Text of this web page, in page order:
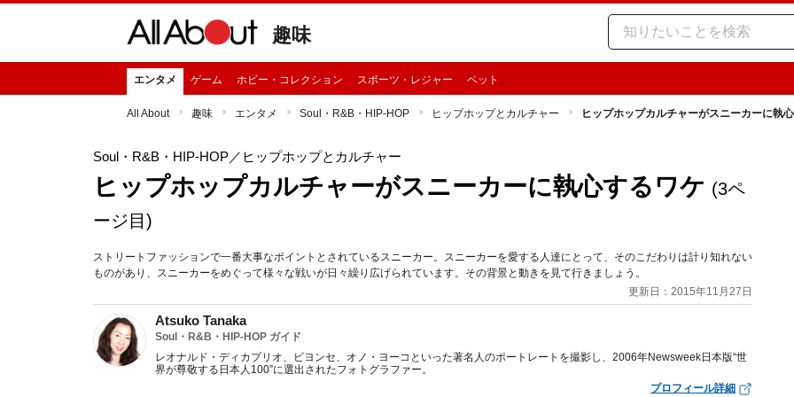
趣味
エンタメ ゲーム ホビー・コレクション スポーツ・レジャー ペット
All About 趣味 エンタメ Soul・R&B・HIP-HOP ヒップホップとカルチャー ヒップホップカルチャーがスニーカーに執
Soul・R&B・HIP-HOP／ヒップホップとカルチャー
ヒップホップカルチャーがスニーカーに執心するワケ (3ペ
ージ目)
ストリートファッションで一番大事なポイントとされているスニーカー。スニーカーを愛する人達にとって、そのこだわりは計り知れない
ものがあり、スニーカーをめぐって様々な戦いが日々繰り広げられています。その背景と動きを見て行きましょう。
更新日：2015年11月27日
Atsuko Tanaka
Soul・R&B・HIP-HOP ガイド
レオナルド・ディカプリオ、ビヨンセ、オノ・ヨーコといった著名人のポートレートを撮影し、2006年Newsweek日本版“世
界が尊敬する日本人100”に選出されたフォトグラファー。
プロフィール詳細